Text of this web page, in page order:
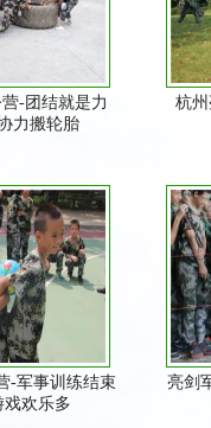
-团结就是力
力搬轮胎
杭
-军事训练结束
戏欢乐多
亮剑